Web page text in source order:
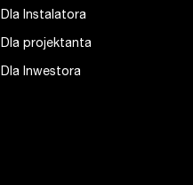
Dla Instalatora
Dla projektanta
Dla Inwestora